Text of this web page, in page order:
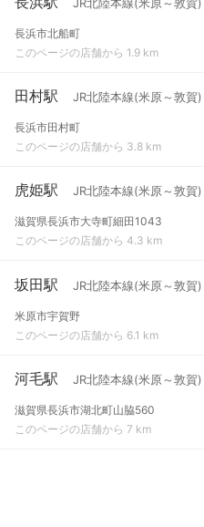
JR北陸本線(米原～敦賀)
長浜市北船町
このページの店舗から 1.9 km
田村駅 JR北陸本線(米原～敦賀)
長浜市田村町
このページの店舗から 3.8 km
虎姫駅 JR北陸本線(米原～敦賀)
滋賀県長浜市大寺町細田1043
このページの店舗から 4.3 km
坂田駅 JR北陸本線(米原～敦賀)
米原市宇賀野
このページの店舗から 6.1 km
河毛駅 JR北陸本線(米原～敦賀)
滋賀県長浜市湖北町山脇560
このページの店舗から 7 km